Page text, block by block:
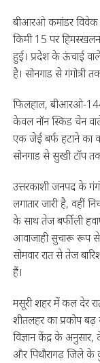
बीआरओ कमांडर विवेक
किमी 15 पर
हुई। प्रदेश के ऊंचाई वाले
है। सोनगाड से गंगोत्री
फिलहाल, बीआरओ-
केवल नॉन स्किड चेन
एक जेई बर्फ हटाने का
सोनगाड से सुखी टॉप
उत्तरकाशी जनपद के
लगातार जारी है, वहीं
के साथ तेज बर्फीली
आवाजाही सुचारू रूप से
सोमवार रात से तेज
हैं।
मसूरी शहर में कल देर
शीतलहर का प्रकोप
विज्ञान केंद्र के अनुसार,
और पिथौरागढ़ जिले के